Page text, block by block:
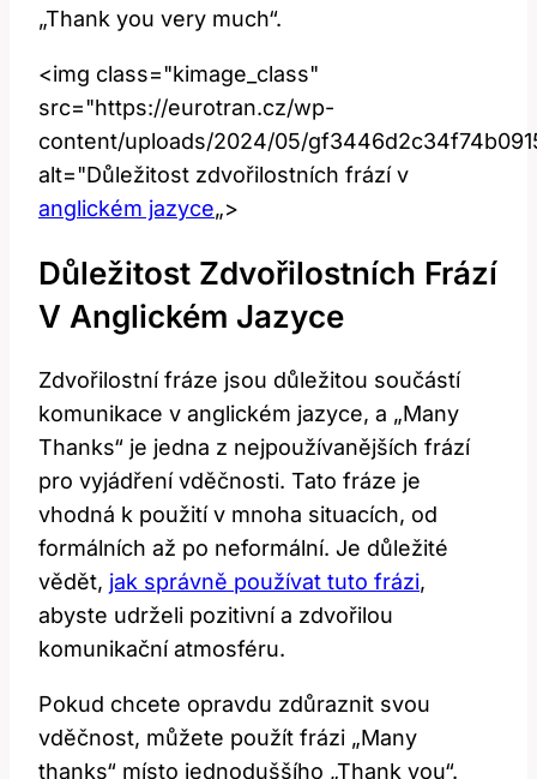
„Thank you very much“.
<img class="kimage_class"
src="https://eurotran.cz/wp-
content/uploads/2024/05/
alt="Důležitost zdvořilostních frází v
anglickém jazyce„>
Důležitost Zdvořilostních Frází
V Anglickém Jazyce
Zdvořilostní fráze jsou důležitou součástí
komunikace v anglickém jazyce, a „Many
Thanks“ je jedna z nejpoužívanějších frází
pro vyjádření vděčnosti. Tato fráze je
vhodná k použití v mnoha situacích, od
formálních až po neformální. Je důležité
vědět, jak správně používat tuto frázi,
abyste udrželi pozitivní a zdvořilou
komunikační atmosféru.
Pokud chcete opravdu zdůraznit svou
vděčnost, můžete použít frázi „Many
thanks“ místo jednoduššího „Thank you“.